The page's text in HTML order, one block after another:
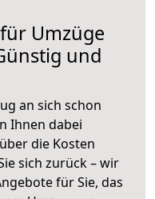
Umzüge
und
an sich schon
Ihnen dabei
die Kosten
sich zurück – wir
für Sie, das